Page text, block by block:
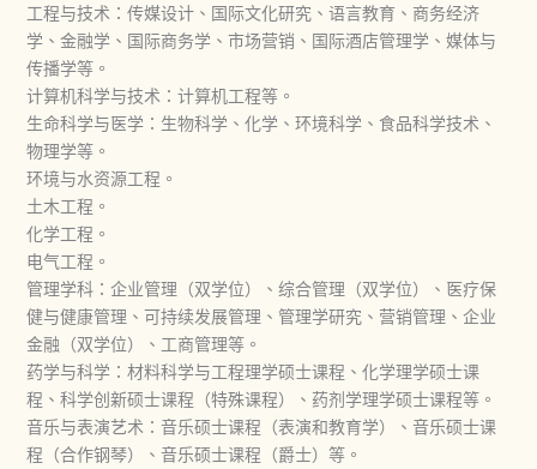
工程与技术：‌传媒设计、‌国际文化研究、‌语言教育、‌商务经济
学、‌金融学、‌国际商务学、‌市场营销、‌国际酒店管理学、‌媒体与
传播学等。‌
计算机科学与技术：‌计算机工程等。‌
生命科学与医学：‌生物科学、‌化学、‌环境科学、‌食品科学技术、‌
物理学等。‌
环境与水资源工程。‌
土木工程。‌
化学工程。‌
电气工程。‌
管理学科：‌企业管理（‌双学位）‌、‌综合管理（‌双学位）‌、‌医疗保
健与健康管理、‌可持续发展管理、‌管理学研究、‌营销管理、‌企业
金融（‌双学位）‌、‌工商管理等。
药学与科学：‌材料科学与工程理学硕士课程、‌化学理学硕士课
程、‌科学创新硕士课程（‌特殊课程）‌、‌药剂学理学硕士课程等。‌
音乐与表演艺术：‌音乐硕士课程（‌表演和教育学）‌、‌音乐硕士课
程（‌合作钢琴）‌、‌音乐硕士课程（‌爵士）‌等。‌